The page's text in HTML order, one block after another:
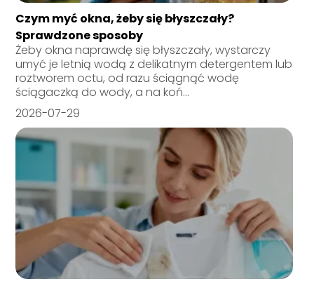
Czym myć okna, żeby się błyszczały?
Sprawdzone sposoby
Żeby okna naprawdę się błyszczały, wystarczy
umyć je letnią wodą z delikatnym detergentem lub
roztworem octu, od razu ściągnąć wodę
ściągaczką do wody, a na koń...
2026-07-29